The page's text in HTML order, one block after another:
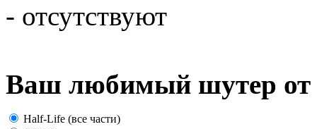
- отсутствуют
Ваш любимый шутер от
Half-Life (все части)